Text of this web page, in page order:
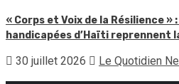
« Corps et Voix de la Résilience »
handicapées d’Haïti reprennent
30 juillet 2026 Le Quotidien